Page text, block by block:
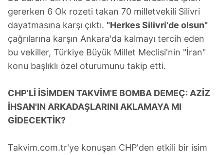
gererken 6 Ok rozeti takan 70 milletvekili Silivri
dayatmasına karşı çıktı. "Herkes Silivri'de olsun"
çağrılarına karşın Ankara'da kalmayı tercih eden
bu vekiller, Türkiye Büyük Millet Meclisi'nin "İran"
konu başlıklı özel oturumunu takip etti.
CHP'Lİ İSİMDEN TAKVİM'E BOMBA DEMEÇ: AZİZ
İHSAN'IN ARKADAŞLARINI AKLAMAYA MI
GİDECEKTİK?
Takvim.com.tr'ye konuşan CHP'den etkili bir isim